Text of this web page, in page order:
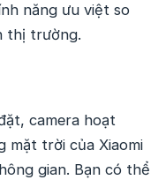
năng ưu việt so
thị trường.
camera hoạt
mặt trời của Xiaomi
gian. Bạn có thể